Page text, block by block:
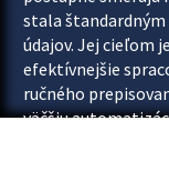
stala
údajov. Jej cieľom
efektívnejšie
ručného
väčšiu
fakturácia preto